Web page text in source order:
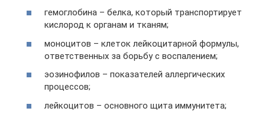
гемоглобина – белка, который транспортирует
кислород к органам и тканям;
моноцитов – клеток лейкоцитарной формулы,
ответственных за борьбу с воспалением;
эозинофилов – показателей аллергических
процессов;
лейкоцитов – основного щита иммунитета;